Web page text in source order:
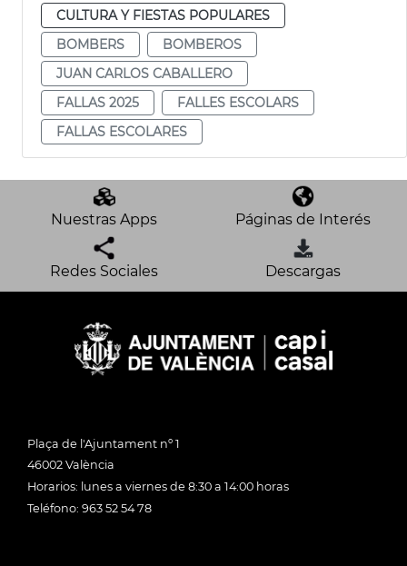
CULTURA Y FIESTAS POPULARES
BOMBERS
BOMBEROS
JUAN CARLOS CABALLERO
FALLAS 2025
FALLES ESCOLARS
FALLAS ESCOLARES
Nuestras Apps Páginas de Interés
Redes Sociales Descargas
Plaça de l'Ajuntament nº 1
46002 València
Horarios: lunes a viernes de 8:30 a 14:00 horas
Teléfono: 963 52 54 78